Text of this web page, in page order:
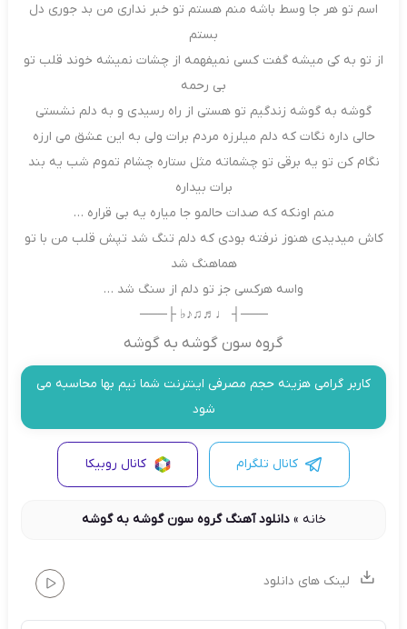
اسم تو هر جا وسط باشه منم هستم تو خبر نداری من بد جوری دل
بستم
از تو به کی میشه گفت کسی نمیفهمه از چشات نمیشه خوند قلب تو
بی رحمه
گوشه به گوشه زندگیم تو هستی از راه رسیدی و به دلم نشستی
حالی داره نگات که دلم میلرزه مردم برات ولی به این عشق می ارزه
نگام کن تو یه برقی تو چشماته مثل ستاره چشام تموم شب یه بند
برات بیداره
منم اونکه که صدات حالمو‌ جا میاره یه بی قراره …
کاش میدیدی هنوز نرفته بودی که دلم تنگ شد تپش قلب من با تو
هماهنگ شد
واسه هرکسی جز تو دلم از سنگ شد …
───┤ ♩♬♫♪♭ ├───
گروه سون گوشه به گوشه
کاربر گرامی هزینه حجم مصرفی اینترنت شما نیم بها محاسبه می
شود
کانال تلگرام کانال روبیکا
خانه »دانلود آهنگ گروه سون گوشه به گوشه
لینک های دانلود